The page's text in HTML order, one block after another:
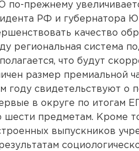
по-прежнему
РФ и губернатора
качество
региональная система
что будут
размер премиальной
году свидетельствуют о
в округе по итогам
шести предметам. Кроме
выпускников